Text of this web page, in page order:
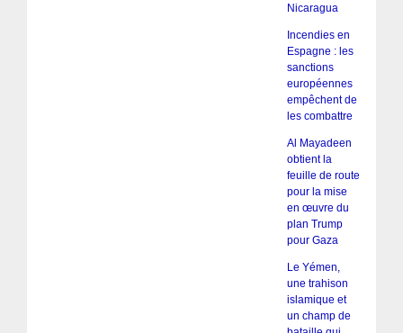
Nicaragua
Incendies en
Espagne : les
sanctions
européennes
empêchent de
les combattre
Al Mayadeen
obtient la
feuille de route
pour la mise
en œuvre du
plan Trump
pour Gaza
Le Yémen,
une trahison
islamique et
un champ de